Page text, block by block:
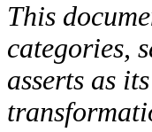
This
categories,
asserts as